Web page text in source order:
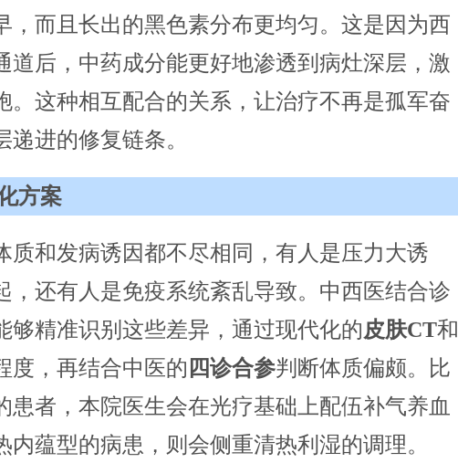
，而且长出的黑色素分布更均匀。这是因为西
道后，中药成分能更好地渗透到病灶深层，激
。这种相互配合的关系，让治疗不再是孤军奋
进的修复链条。
方案
质和发病诱因都不尽相同，有人是压力大诱
，还有人是免疫系统紊乱导致。中西医结合诊
够精准识别这些差异，通过现代化的皮肤CT和
度，再结合中医的 四诊合参判断体质偏颇。比
患者，本院医生会在光疗基础上配伍补气养血
内蕴型的病患，则会侧重清热利湿的调理。